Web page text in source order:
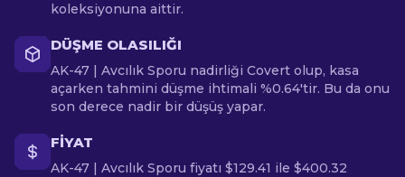
koleksiyonuna aittir.
DÜŞME OLASILIĞI
AK-47 | Avcılık Sporu nadirliği Covert olup, kasa
açarken tahmini düşme ihtimali %0.64'tir. Bu da onu
son derece nadir bir düşüş yapar.
FIYAT
AK-47 | Avcılık Sporu fiyatı $129.41 ile $400.32